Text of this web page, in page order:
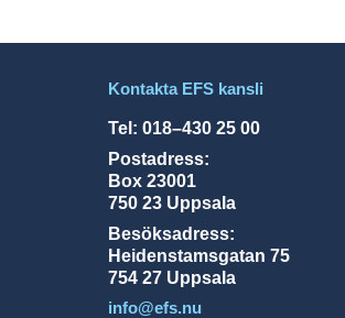
Kontakta EFS kansli
Tel: 018–430 25 00
Postadress:
Box 23001
750 23 Uppsala
Besöksadress:
Heidenstamsgatan 75
754 27 Uppsala
info@efs.nu